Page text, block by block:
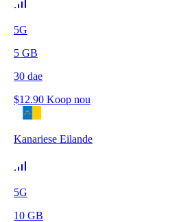
5G
5 GB
30 dae
$12.90 Koop nou
Kanariese Eilande
5G
10 GB